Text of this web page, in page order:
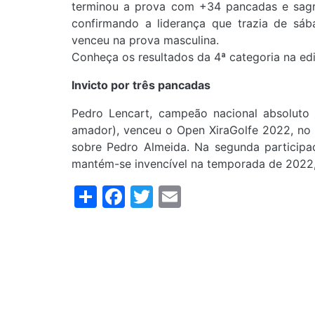
terminou a prova com +34 pancadas e
confirmando a liderança que trazia de
venceu na prova masculina.
Conheça os resultados da 4ª categoria na
Invicto por três pancadas
Pedro Lencart, campeão nacional
amador), venceu o Open XiraGolfe 2022,
sobre Pedro Almeida. Na segunda
mantém-se invencível na temporada de
ShareFacebook
Twitter